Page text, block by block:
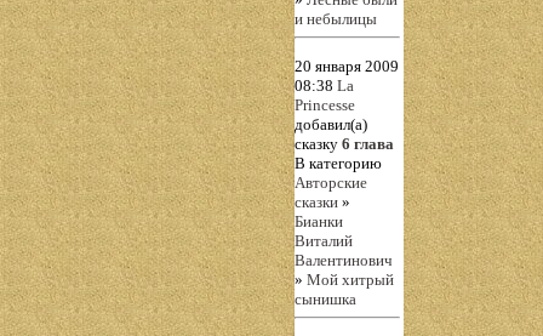
и небылицы
20 января 2009
08:38 La
Princesse
добавил(а)
сказку 6 глава
В категорию
Авторские
сказки »
Бианки
Виталий
Валентинович
» Мой хитрый
сынишка